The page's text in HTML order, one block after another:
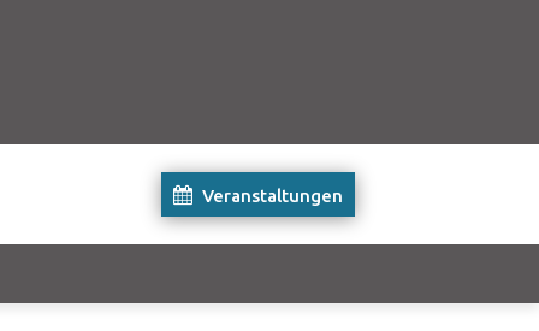
Veranstaltungen